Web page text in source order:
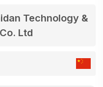
Technology &
Ltd